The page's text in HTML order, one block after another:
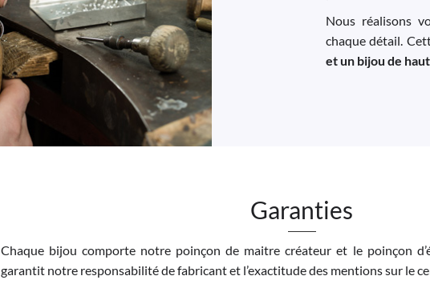
Nous réalisons
chaque détail.
et un bijou de
Garanties
Chaque bijou comporte notre poinçon de maitre créateur et le poinçon
garantit notre responsabilité de fabricant et l’exactitude des mentions sur le